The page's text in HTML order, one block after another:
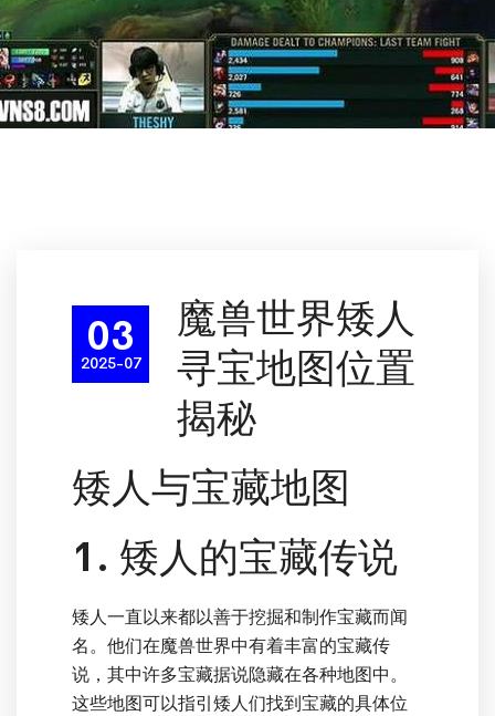
03
2025-07
魔兽世界矮人
寻宝地图位置
揭秘
矮人与宝藏地图
1. 矮人的宝藏传说
矮人一直以来都以善于挖掘和制作宝藏而闻
名。他们在魔兽世界中有着丰富的宝藏传
说，其中许多宝藏据说隐藏在各种地图中。
这些地图可以指引矮人们找到宝藏的具体位